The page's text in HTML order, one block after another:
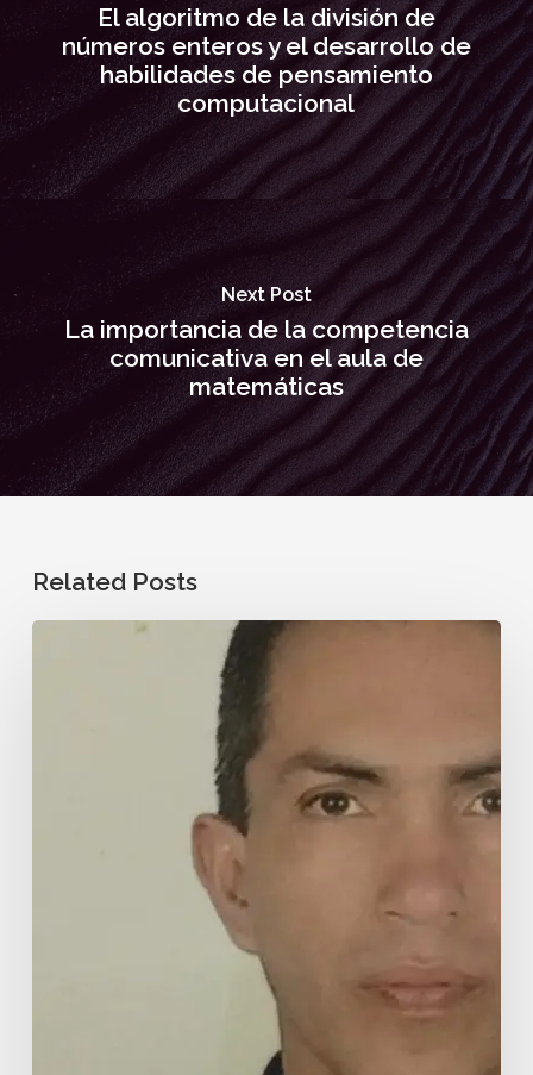
El algoritmo de la división de
números enteros y el desarrollo de
habilidades de pensamiento
computacional
Next Post
La importancia de la competencia
comunicativa en el aula de
matemáticas
Related Posts